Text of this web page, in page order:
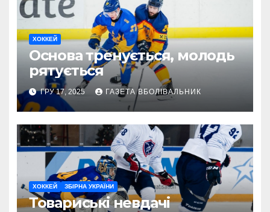
ХОККЕЙ
Основа тренується, молодь
рятується
ГРУ 17, 2025 ГАЗЕТА ВБОЛІВАЛЬНИК
ХОККЕЙ ЗБІРНА УКРАЇНИ
Товариські невдачі